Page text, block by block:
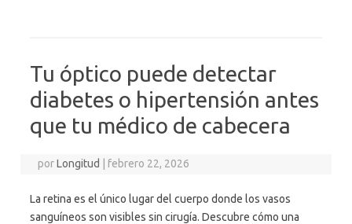
Tu óptico puede detectar
diabetes o hipertensión antes
que tu médico de cabecera
porLongitud febrero 22, 2026
La retina es el único lugar del cuerpo donde los vasos
sanguíneos son visibles sin cirugía. Descubre cómo una